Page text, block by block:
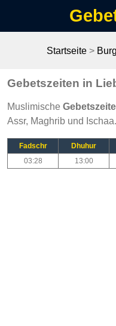
Startseite>
Gebetszeiten in
Muslimische
Assr, Maghrib und
Fadschr Dhuhur
03:28
13:00